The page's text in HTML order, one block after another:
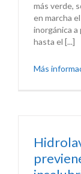
más verde,
en marcha
inorgánica a
hasta el [...]
Más